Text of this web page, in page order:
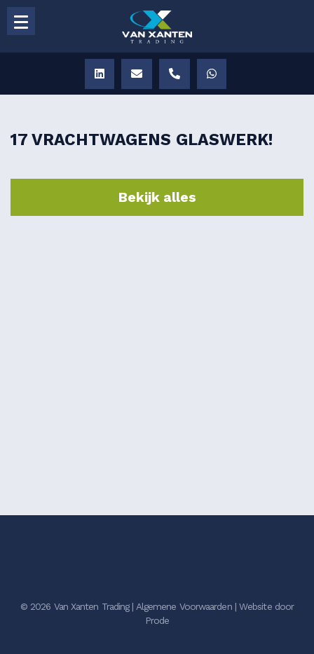
17 VRACHTWAGENS GLASWERK!
Bekijk alles
© 2026 Van Xanten Trading | Algemene Voorwaarden| Website door
Prode